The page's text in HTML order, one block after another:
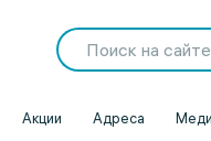
Акции Адреса